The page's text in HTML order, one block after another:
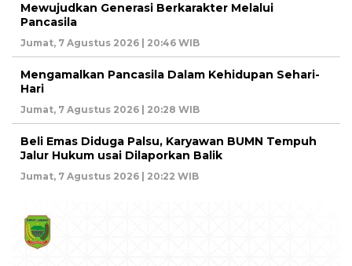
Mewujudkan Generasi Berkarakter Melalui
Pancasila
Jumat, 7 Agustus 2026 | 20:46 WIB
Mengamalkan Pancasila Dalam Kehidupan Sehari-
Hari
Jumat, 7 Agustus 2026 | 20:28 WIB
Beli Emas Diduga Palsu, Karyawan BUMN Tempuh
Jalur Hukum usai Dilaporkan Balik
Jumat, 7 Agustus 2026 | 20:22 WIB